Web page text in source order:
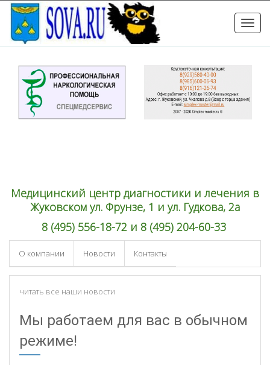
Toggle
Медицинский центр диагностики и лечения в
Жуковском ул. Фрунзе, 1 и ул. Гудкова, 2а
8 (495) 556-18-72 и 8 (495) 204-60-33
О компании Новости Контакты
читать все наши новости
Мы работаем для вас в обычном
режиме!